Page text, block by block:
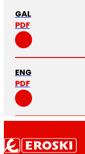
GAL
PDF
ENG
PDF